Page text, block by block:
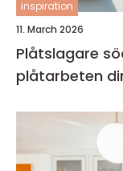
inspiration
11. March 2026
Plåtslagare
plåtarbeten